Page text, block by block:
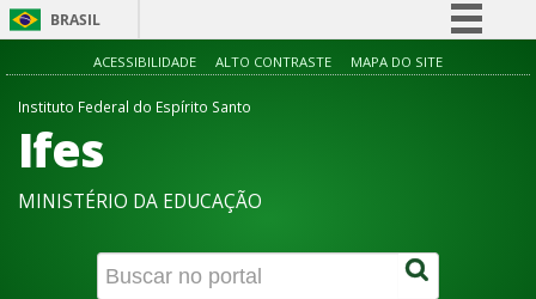
BRASIL
Simplifique!
Canais
ACESSIBILIDADE ALTO CONTRASTE MAPA DO SITE
Instituto Federal do Espírito Santo
Ifes
MINISTÉRIO DA EDUCAÇÃO